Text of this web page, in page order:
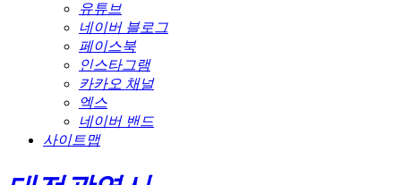
유튜브
네이버 블로그
페이스북
인스타그램
카카오 채널
엑스
네이버 밴드
사이트맵